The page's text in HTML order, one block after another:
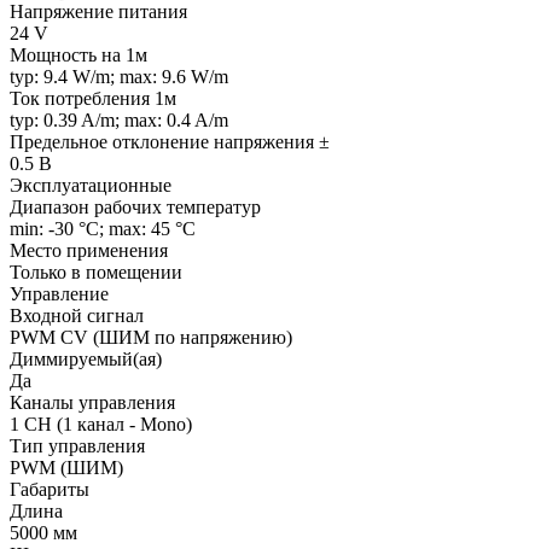
Напряжение питания
24 V
Мощность на 1м
typ: 9.4 W/m; max: 9.6 W/m
Ток потребления 1м
typ: 0.39 A/m; max: 0.4 A/m
Предельное отклонение напряжения ±
0.5 В
Эксплуатационные
Диапазон рабочих температур
min: -30 °C; max: 45 °C
Место применения
Только в помещении
Управление
Входной сигнал
PWM СV (ШИМ по напряжению)
Диммируемый(ая)
Да
Каналы управления
1 CH (1 канал - Mono)
Тип управления
PWM (ШИМ)
Габариты
Длина
5000 мм